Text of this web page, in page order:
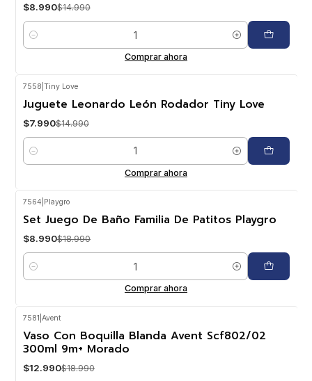
$8.990$14.990
Cantidad
Comprar ahora
7558 Tiny Love
Juguete Leonardo León Rodador Tiny Love
$7.990$14.990
Cantidad
Comprar ahora
-53%
7564 Playgro
Set Juego De Baño Familia De Patitos Playgro
$8.990$18.990
Cantidad
Comprar ahora
7581 Avent
Vaso Con Boquilla Blanda Avent Scf802/02
300ml 9m+ Morado
$12.990$18.990